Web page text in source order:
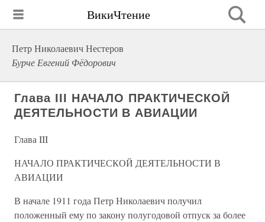
ВикиЧтение
Петр Николаевич Нестеров
Бурче Евгений Фёдорович
Глава III НАЧАЛО ПРАКТИЧЕСКОЙ
ДЕЯТЕЛЬНОСТИ В АВИАЦИИ
Глава III
НАЧАЛО ПРАКТИЧЕСКОЙ ДЕЯТЕЛЬНОСТИ В
АВИАЦИИ
В начале 1911 года Петр Николаевич получил
положенный ему по закону полугодовой отпуск за более